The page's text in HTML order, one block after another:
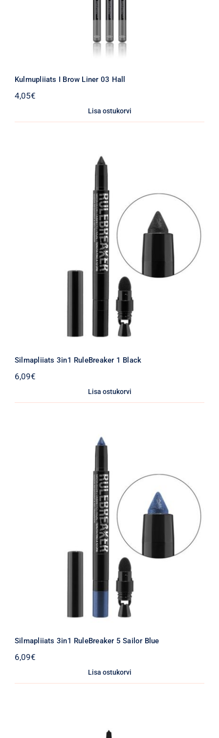
Kulmupliiats I Brow Liner 03 Hall
4,05€
Lisa ostukorvi
Silmapliiats 3in1 RuleBreaker 1 Black
6,09€
Lisa ostukorvi
Silmapliiats 3in1 RuleBreaker 5 Sailor Blue
6,09€
Lisa ostukorvi